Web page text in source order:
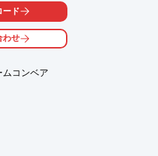
造
の向上
ード
わせ
ムコンベア